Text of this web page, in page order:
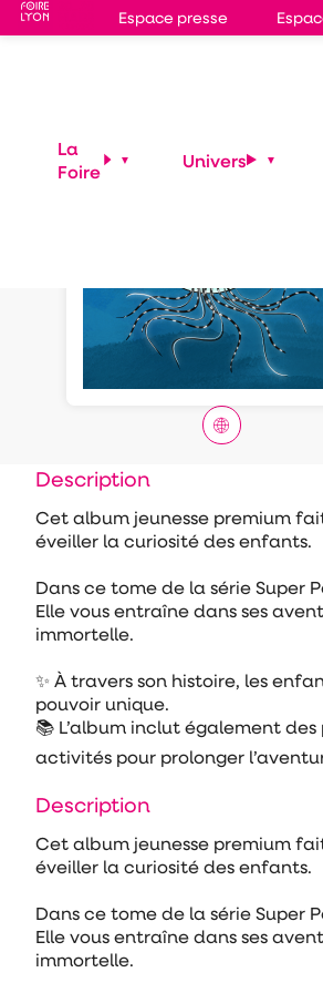
Espace presse
Description
Cet album jeunesse premium
éveiller la curiosité des enfants.
Dans ce tome de la série Super
Elle vous entraîne dans ses
immortelle.
✨ À travers son histoire, les
pouvoir unique.
📚 L’album inclut également
activités pour prolonger
Description
Cet album jeunesse premium
éveiller la curiosité des enfants.
Dans ce tome de la série Super
Elle vous entraîne dans ses
immortelle.
La
Foire
Univers